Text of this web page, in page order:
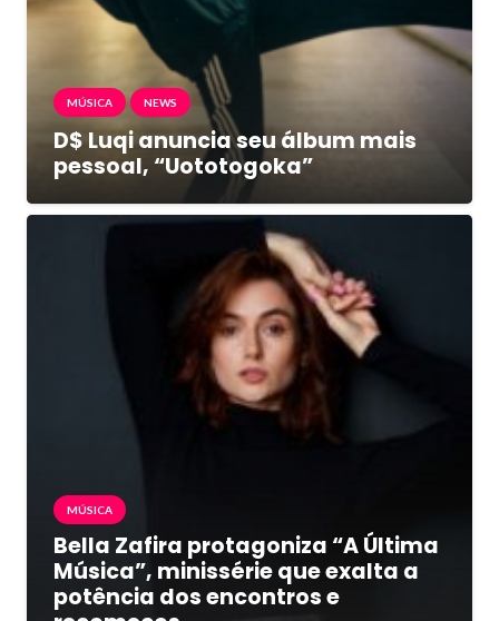
MÚSICA NEWS
D$ Luqi anuncia seu álbum mais
pessoal, “Uototogoka”
MÚSICA
Bella Zafira protagoniza “A Última
Música”, minissérie que exalta a
potência dos encontros e